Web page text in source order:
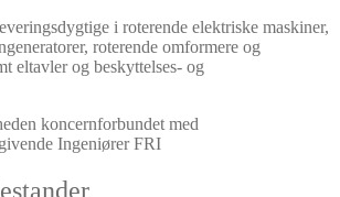
i roterende elektriske maskiner,
roterende omformere og
eltavler og beskyttelses- og
koncernforbundet med
Ingeniører FRI